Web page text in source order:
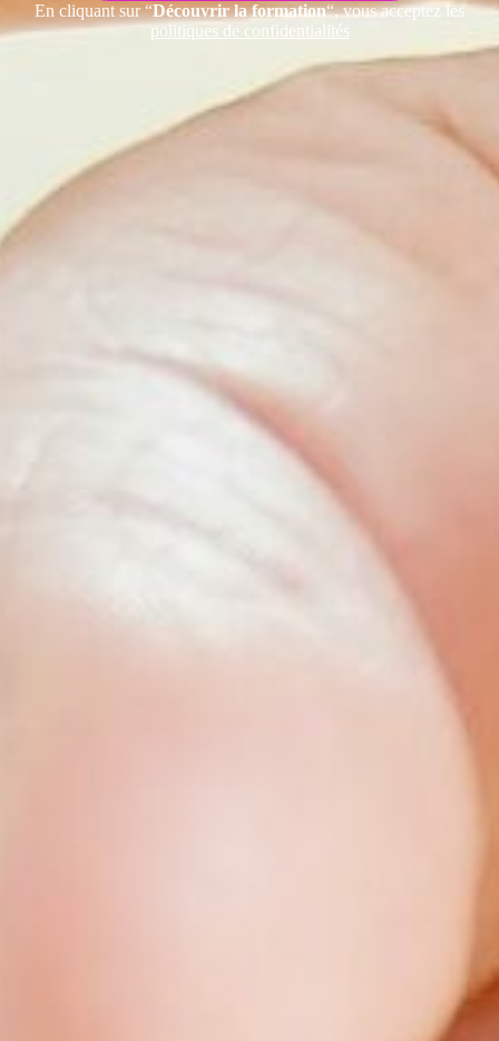
En cliquant sur “Découvrir la formation“, vous acceptez les
politiques de confidentialités